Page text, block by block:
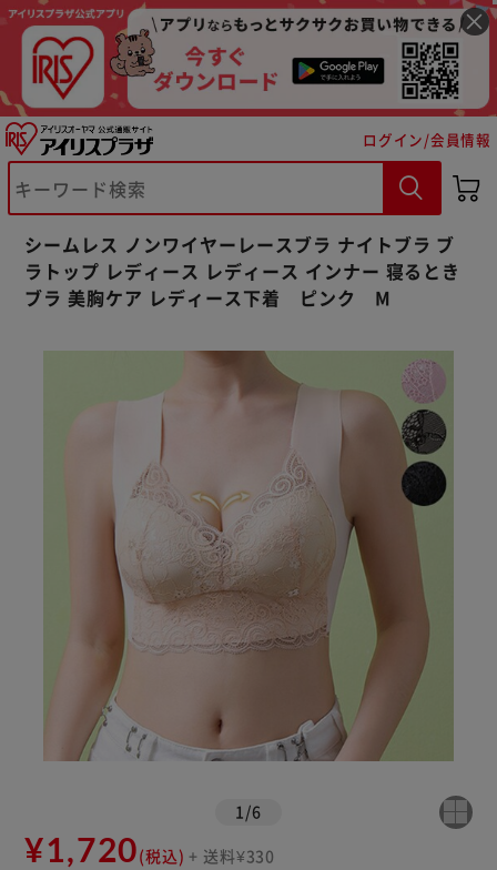
ログイン/会員情報
シームレス ノンワイヤーレースブラ ナイトブラ ブ
ラトップ レディース レディース インナー 寝るとき
ブラ 美胸ケア レディース下着 ピンク M
1/6
¥1,720(税込) + 送料¥330
※ご確認ください
カートに入れる 購入手続きへ